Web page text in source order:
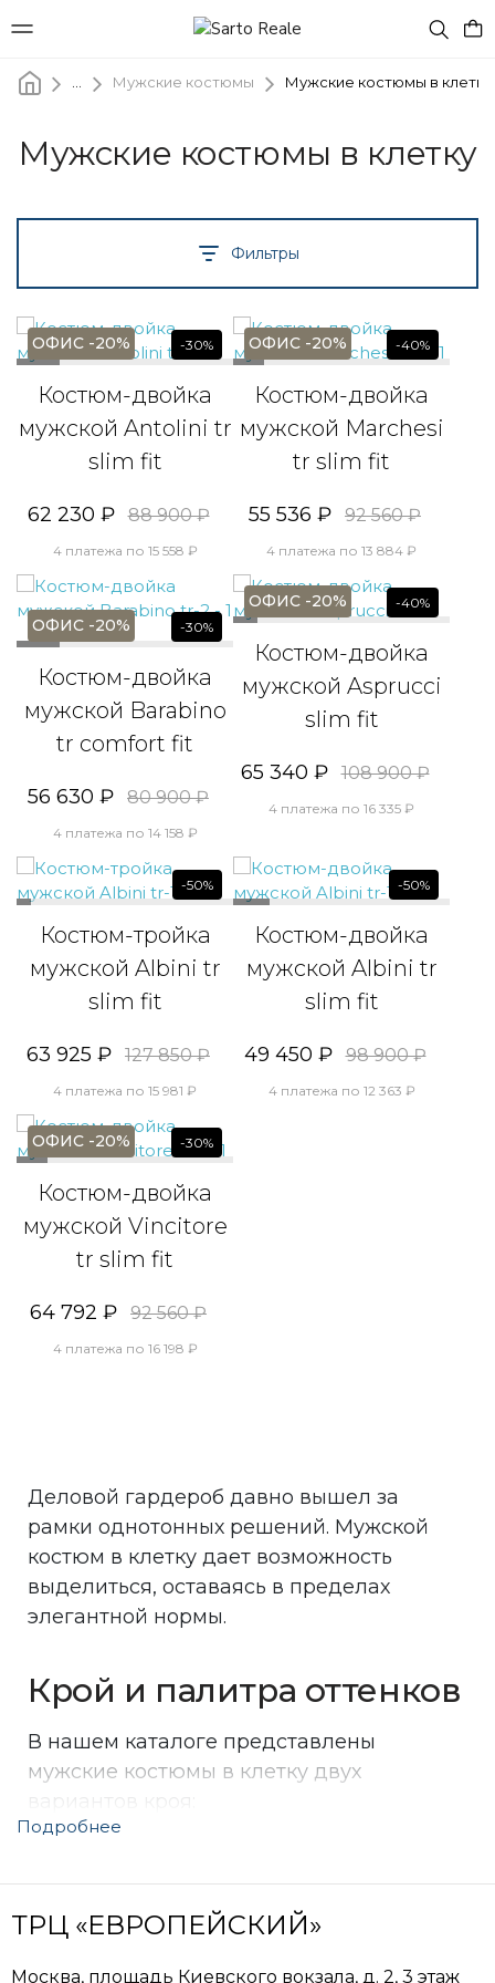
... Мужские костюмы Мужские костюмы в клетку
Мужские костюмы в клетку
Фильтры
ОФИС -20% -30%
Костюм-двойка
мужской Antolini tr
slim fit
62 230 ₽ 88 900 ₽
4 платежа по 15 558 ₽
ОФИС -20% -40%
Костюм-двойка
мужской Marchesi
tr slim fit
55 536 ₽ 92 560 ₽
4 платежа по 13 884 ₽
ОФИС -20% -30%
Костюм-двойка
мужской Barabino
tr comfort fit
56 630 ₽ 80 900 ₽
4 платежа по 14 158 ₽
ОФИС -20% -40%
Костюм-двойка
мужской Asprucci
slim fit
65 340 ₽ 108 900 ₽
4 платежа по 16 335 ₽
-50%
Костюм-тройка
мужской Albini tr
slim fit
63 925 ₽ 127 850 ₽
4 платежа по 15 981 ₽
-50%
Костюм-двойка
мужской Albini tr
slim fit
49 450 ₽ 98 900 ₽
4 платежа по 12 363 ₽
ОФИС -20% -30%
Костюм-двойка
мужской Vincitore
tr slim fit
64 792 ₽ 92 560 ₽
4 платежа по 16 198 ₽
Деловой гардероб давно вышел за
рамки однотонных решений. Мужской
костюм в клетку дает возможность
выделиться, оставаясь в пределах
элегантной нормы.
Крой и палитра оттенков
В нашем каталоге представлены
мужские костюмы в клетку двух
силуэт, подходит для формальных встреч и
офиса.
Comfort fit — более свободная посадка, мягкая
Подробнее
ТРЦ «ЕВРОПЕЙСКИЙ»
Москва, площадь Киевского вокзала, д. 2, 3 этаж